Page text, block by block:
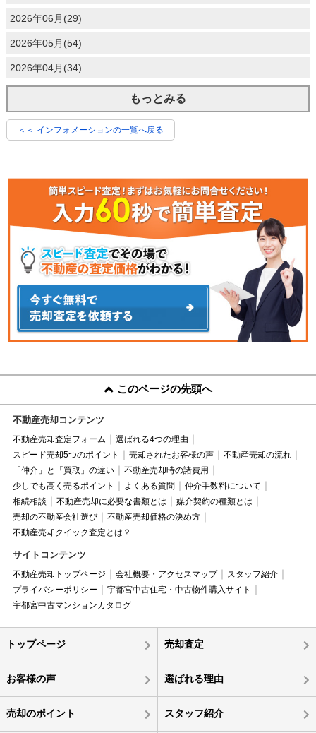
2026年06月(29)
2026年05月(54)
2026年04月(34)
もっとみる
＜＜ インフォメーションの一覧へ戻る
このページの先頭へ
不動産売却コンテンツ
不動産売却査定フォーム
選ばれる4つの理由
スピード売却5つのポイント
売却されたお客様の声
不動産売却の流れ
「仲介」と「買取」の違い
不動産売却時の諸費用
少しでも高く売るポイント
よくある質問
仲介手数料について
相続相談
不動産売却に必要な書類とは
媒介契約の種類とは
売却の不動産会社選び
不動産売却価格の決め方
不動産売却クイック査定とは？
サイトコンテンツ
不動産売却トップページ 会社概要・アクセスマップ
スタッフ紹介
プライバシーポリシー
宇都宮中古住宅・中古物件購入サイト
宇都宮中古マンションカタログ
トップページ 売却査定
お客様の声 選ばれる理由
売却のポイント スタッフ紹介